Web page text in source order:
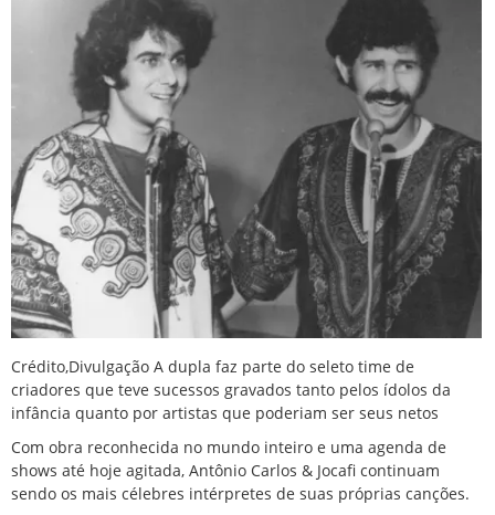
Crédito,Divulgação A dupla faz parte do seleto time de
criadores que teve sucessos gravados tanto pelos ídolos da
infância quanto por artistas que poderiam ser seus netos
Com obra reconhecida no mundo inteiro e uma agenda de
shows até hoje agitada, Antônio Carlos & Jocafi continuam
sendo os mais célebres intérpretes de suas próprias canções.